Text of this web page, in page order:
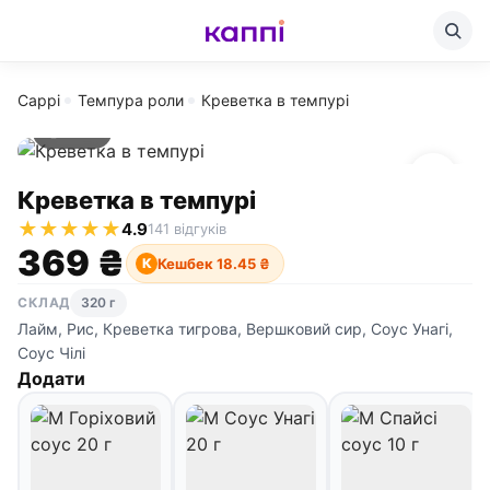
Cappi Темпура роли Креветка в темпурі
Креветка в темпурі
★★★★★4.9141 відгуків
369 ₴ К Кешбек 18.45 ₴
СКЛАД 320 г
Лайм, Рис, Креветка тигрова, Вершковий сир, Соус Унагі,
Соус Чілі
Додати